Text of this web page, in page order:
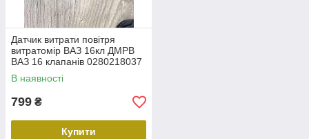
Датчик витрати повітря
витратомір ВАЗ 16кл ДМРВ
ВАЗ 16 клапанів 0280218037
В наявності
799 ₴
Купити